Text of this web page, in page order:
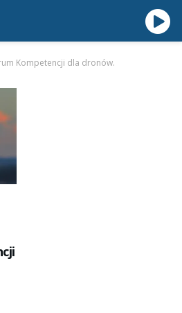
Kompetencji dla dronów.